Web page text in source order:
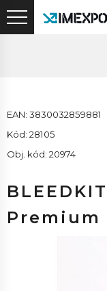
EAN: 3830032859881
Kód: 28105
Obj. kód: 20974
Premium